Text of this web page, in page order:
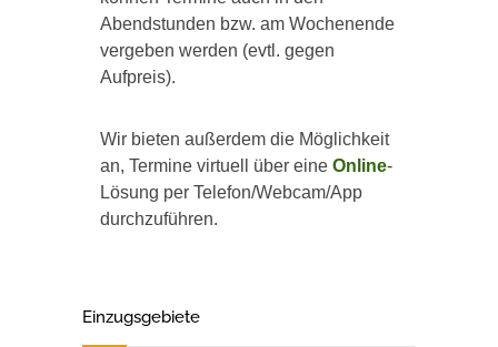
Abendstunden bzw. am Wochenende
vergeben werden (evtl. gegen
Aufpreis).
Wir bieten außerdem die Möglichkeit
an, Termine virtuell über eine Online-
Lösung per Telefon/Webcam/App
durchzuführen.
Einzugsgebiete